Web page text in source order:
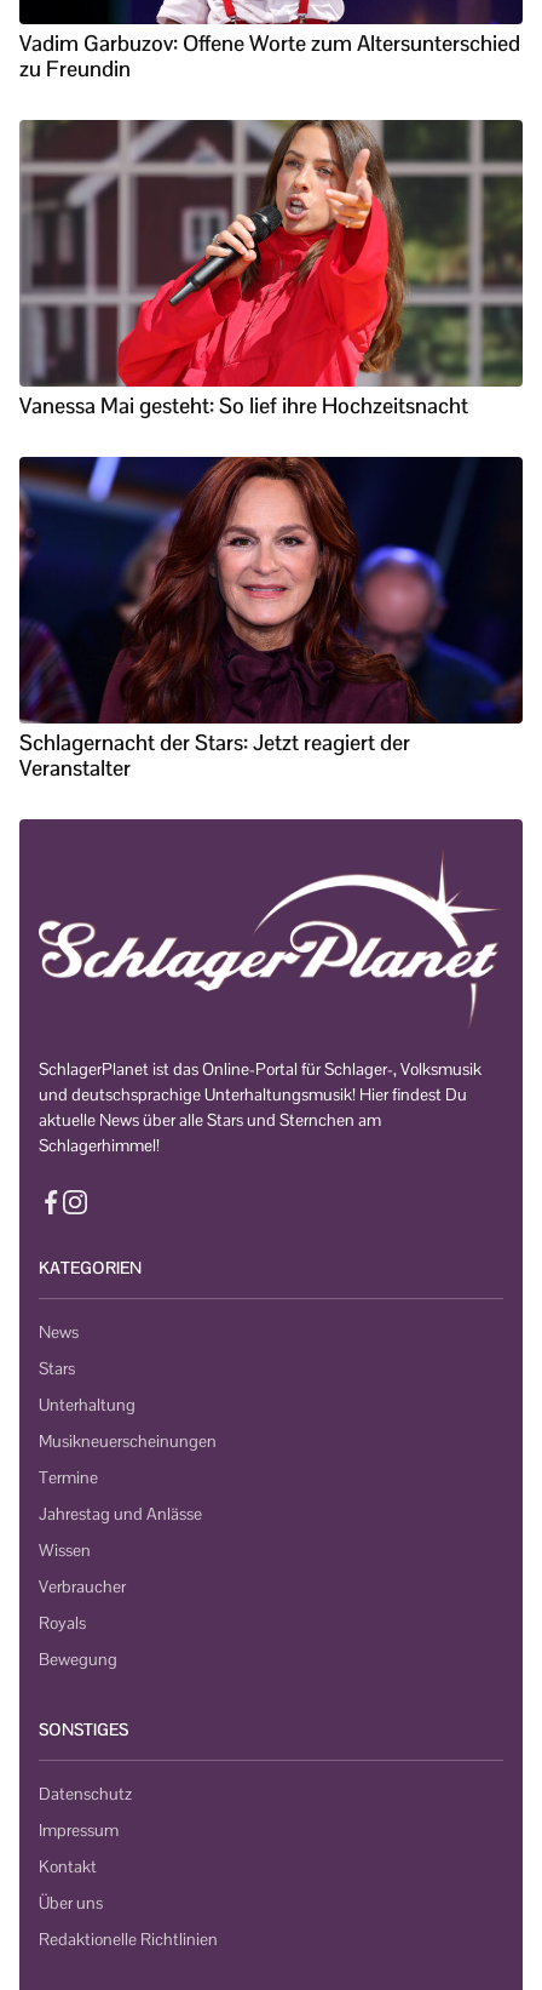
Vadim Garbuzov: Offene Worte zum Altersunterschied
zu Freundin
Vanessa Mai gesteht: So lief ihre Hochzeitsnacht
Schlagernacht der Stars: Jetzt reagiert der
Veranstalter
SchlagerPlanet ist das Online-Portal für Schlager-, Volksmusik
und deutschsprachige Unterhaltungsmusik! Hier findest Du
aktuelle News über alle Stars und Sternchen am
Schlagerhimmel!
KATEGORIEN
News
Stars
Unterhaltung
Musikneuerscheinungen
Termine
Jahrestag und Anlässe
Wissen
Verbraucher
Royals
Bewegung
SONSTIGES
Datenschutz
Impressum
Kontakt
Über uns
Redaktionelle Richtlinien